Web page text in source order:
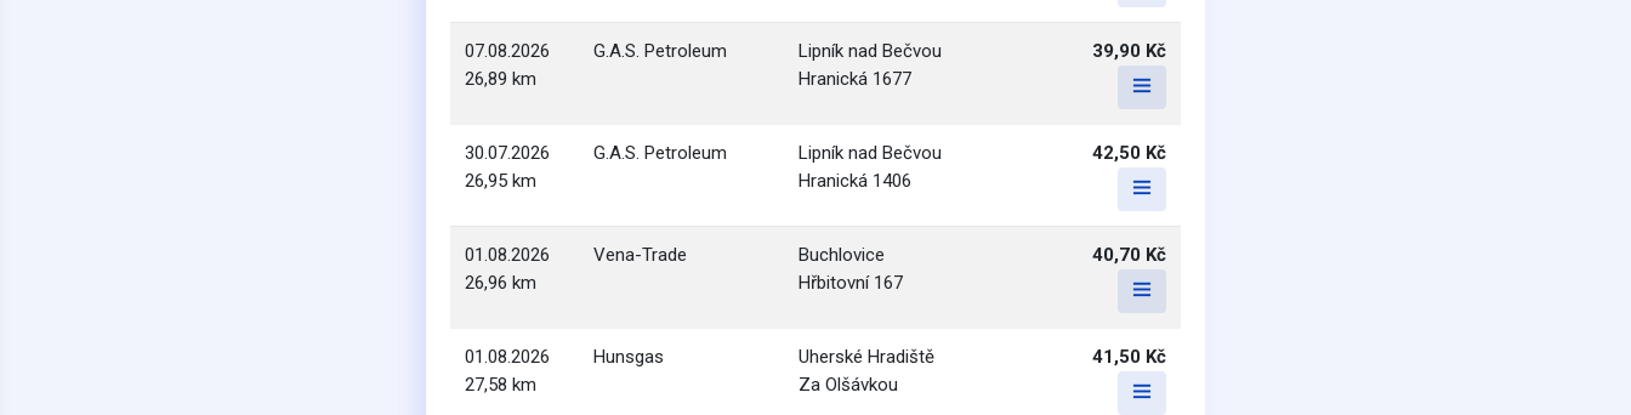
07.08.2026
26,89 km
G.A.S. Petroleum
Lipník nad Bečvou
Hranická 1677
39,90 Kč
30.07.2026
26,95 km
G.A.S. Petroleum
Lipník nad Bečvou
Hranická 1406
42,50 Kč
01.08.2026
26,96 km
Vena-Trade
Buchlovice
Hřbitovní 167
40,70 Kč
01.08.2026
27,58 km
Hunsgas
Uherské Hradiště
Za Olšávkou
41,50 Kč